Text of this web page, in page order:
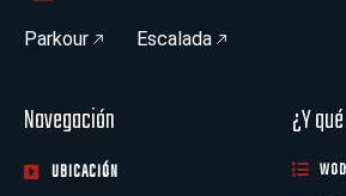
Parkour Escalada
Navegación
UBICACIÓN
¿Y